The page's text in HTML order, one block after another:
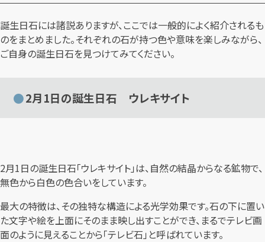
誕生日石には諸説ありますが、ここでは一般的によく紹介されるも
のをまとめました。それぞれの石が持つ色や意味を楽しみながら、
ご自身の誕生日石を見つけてみてください。
2月1日の誕生日石 ウレキサイト
2月1日の誕生日石「ウレキサイト」は、自然の結晶からなる鉱物で、
無色から白色の色合いをしています。
最大の特徴は、その独特な構造による光学効果です。石の下に置い
た文字や絵を上面にそのまま映し出すことができ、まるでテレビ画
面のように見えることから「テレビ石」と呼ばれています。